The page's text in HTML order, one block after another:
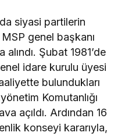
siyasi partilerin
genel başkanı
Şubat 1981’de
idare kurulu üyesi
bulundukları
Komutanlığı
açıldı. Ardından 16
konseyi kararıyla,